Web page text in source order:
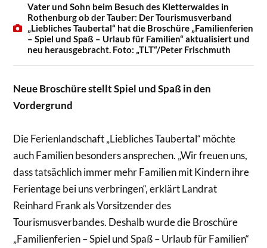
Vater und Sohn beim Besuch des Kletterwaldes in
Rothenburg ob der Tauber: Der Tourismusverband
„Liebliches Taubertal“ hat die Broschüre „Familienferien
– Spiel und Spaß – Urlaub für Familien“ aktualisiert und
neu herausgebracht. Foto: „TLT“/Peter Frischmuth
Neue Broschüre stellt Spiel und Spaß in den
Vordergrund
Die Ferienlandschaft „Liebliches Taubertal“ möchte
auch Familien besonders ansprechen. „Wir freuen uns,
dass tatsächlich immer mehr Familien mit Kindern ihre
Ferientage bei uns verbringen“, erklärt Landrat
Reinhard Frank als Vorsitzender des
Tourismusverbandes. Deshalb wurde die Broschüre
„Familienferien – Spiel und Spaß – Urlaub für Familien“